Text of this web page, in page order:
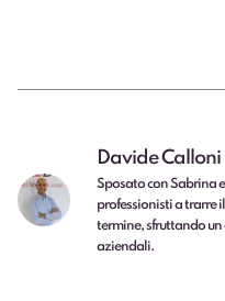
Davide Calloni
Sposato con Sabrina
professionisti a trarre
termine, sfruttando
aziendali.